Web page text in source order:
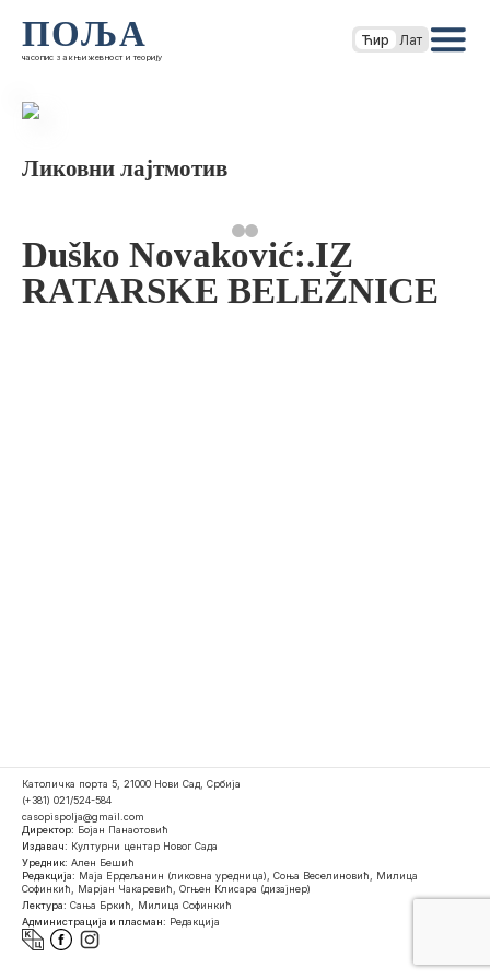
ПОЉА
часопис за књижевност и теорију
Ћир Лат
Ликовни лајтмотив
Duško Novaković:.IZ
RATARSKE BELEŽNICE
Католичка порта 5, 21000 Нови Сад, Србија
(+381) 021/524-584
casopispolja@gmail.com
Директор: Бојан Панаотовић
Издавач: Културни центар Новог Сада
Уредник: Ален Бешић
Редакција: Маја Ердељанин (ликовна уредница), Соња Веселиновић, Милица
Софинкић, Марјан Чакаревић, Огњен Клисара (дизајнер)
Лектура: Сања Бркић, Милица Софинкић
Администрација и пласман: Редакција